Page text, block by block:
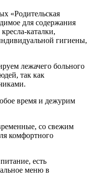
«Родительская
для содержания
каталки,
гигиены,
лежачего больного
так как
время и дежурим
со свежим
комфортного
есть
меню в